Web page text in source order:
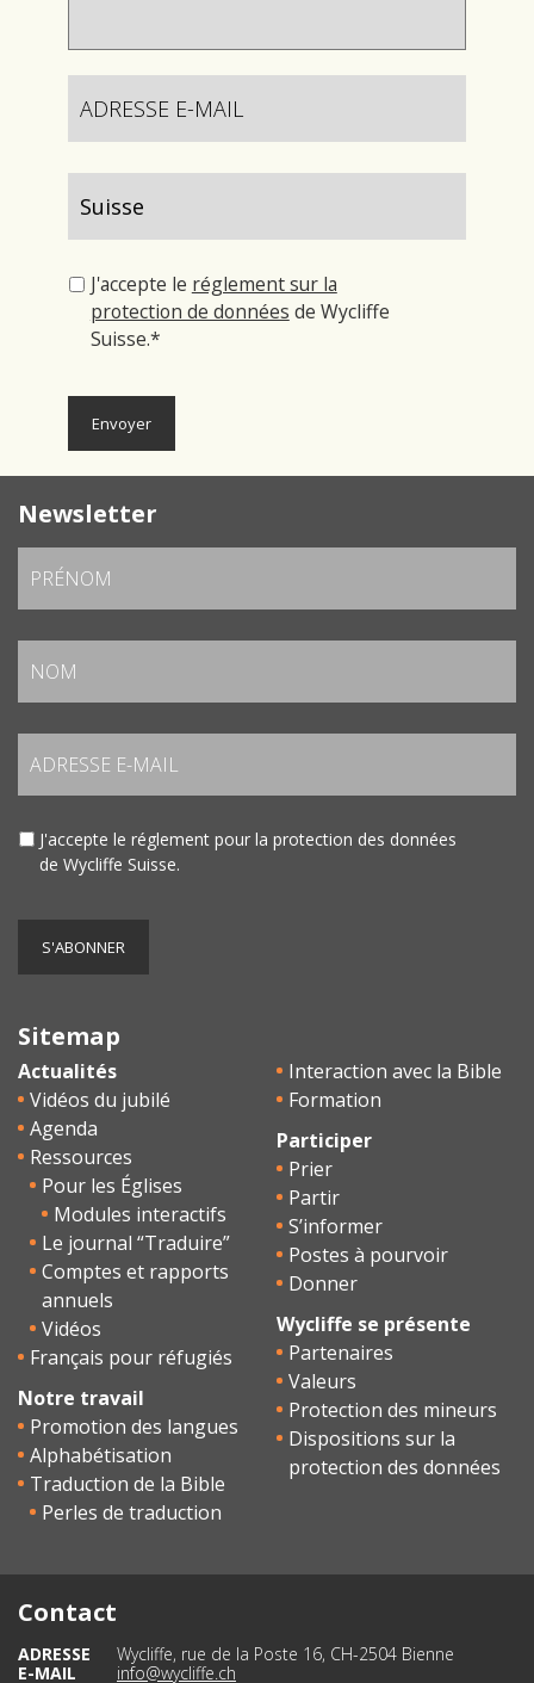
J'accepte le réglement sur la
protection de données de Wycliffe
Suisse.*
Newsletter
J'accepte le réglement pour la protection des données
de Wycliffe Suisse.
Sitemap
Actualités
Vidéos du jubilé
Agenda
Ressources
Pour les Églises
Modules interactifs
Le journal “Traduire”
Comptes et rapports
annuels
Vidéos
Français pour réfugiés
Notre travail
Promotion des langues
Alphabétisation
Traduction de la Bible
Perles de traduction
Interaction avec la Bible
Formation
Participer
Prier
Partir
S’informer
Postes à pourvoir
Donner
Wycliffe se présente
Partenaires
Valeurs
Protection des mineurs
Dispositions sur la
protection des données
Contact
ADRESSE
Wycliffe, rue de la Poste 16, CH-2504 Bienne
E-MAIL
info@wycliffe.ch